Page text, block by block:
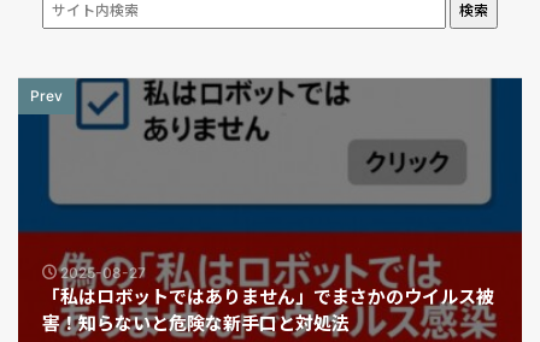
検索
Prev
2025-08-27
「私はロボットではありません」でまさかのウイルス被
害！知らないと危険な新手口と対処法